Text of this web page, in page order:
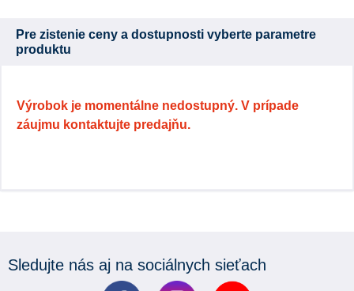
Pre zistenie ceny a dostupnosti vyberte parametre
produktu
Výrobok je momentálne nedostupný. V prípade
záujmu kontaktujte predajňu.
Sledujte nás aj na sociálnych sieťach